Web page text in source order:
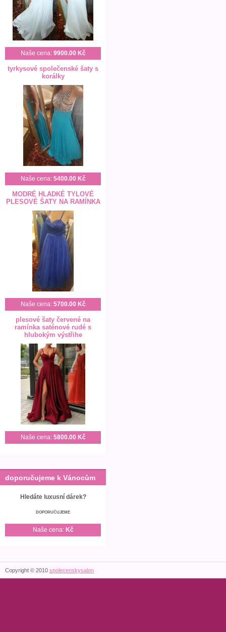
Naše cena: 9900.00 Kč
tyrkysové společenské šaty s
korálky
Naše cena: 5400.00 Kč
MODRÉ HLADKÉ TYLOVÉ
PLESOVÉ ŠATY NA RAMÍNKA
Naše cena: 5700.00 Kč
plesové šaty červené na
ramínka saténové rudé s
hlubokým výstřihe
Naše cena: 5800.00 Kč
doporučujeme k Vánocům
Hledáte luxusní dárek?
DOPORUČUJEME
Naše cena: Kč
Copyright © 2010 spolecenskysalon